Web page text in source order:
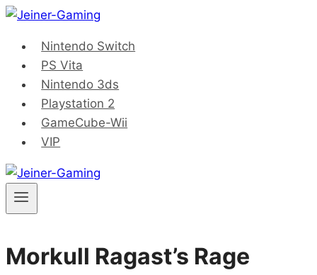
Saltar
contenidoNintendo Switch
PS Vita
Nintendo 3ds
Playstation 2
GameCube-Wii
VIP
Morkull Ragast’s Rage